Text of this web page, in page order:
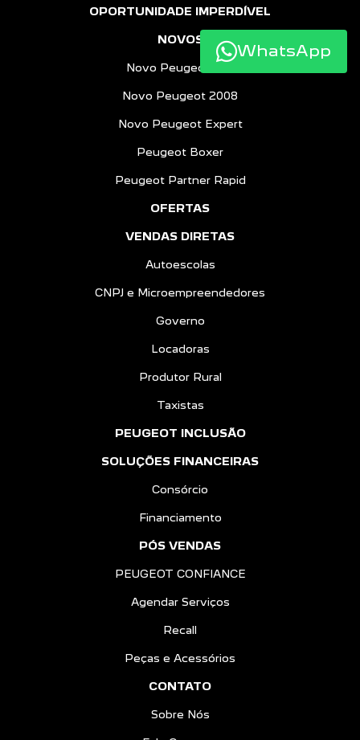
OPORTUNIDADE IMPERDÍVEL
NOVOS
Novo Peugeot 208
Novo Peugeot 2008
Novo Peugeot Expert
Peugeot Boxer
Peugeot Partner Rapid
OFERTAS
VENDAS DIRETAS
Autoescolas
CNPJ e Microempreendedores
Governo
Locadoras
Produtor Rural
Taxistas
PEUGEOT INCLUSÃO
SOLUÇÕES FINANCEIRAS
Consórcio
Financiamento
PÓS VENDAS
PEUGEOT CONFIANCE
Agendar Serviços
Recall
Peças e Acessórios
CONTATO
Sobre Nós
WhatsApp